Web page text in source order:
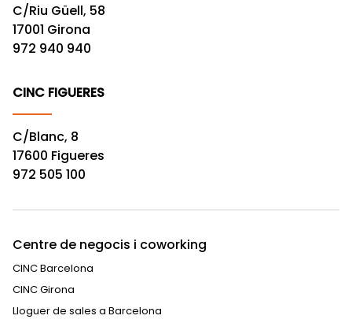
C/Riu Güell, 58
17001 Girona
972 940 940
CINC FIGUERES
C/Blanc, 8
17600 Figueres
972 505 100
Centre de negocis i coworking
CINC Barcelona
CINC Girona
Lloguer de sales a Barcelona